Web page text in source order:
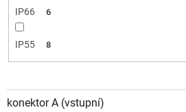
IP66 6
IP55 8
konektor A (vstupní)